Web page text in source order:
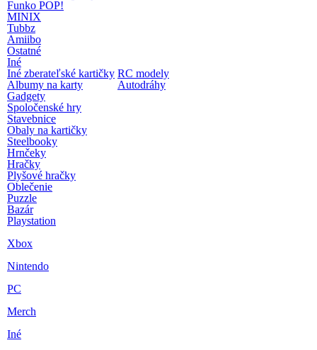
Funko POP!
MINIX
Tubbz
Amiibo
Ostatné
Iné
Iné zberateľské kartičky
Albumy na karty
Gadgety
Spoločenské hry
Stavebnice
Obaly na kartičky
Steelbooky
Hrnčeky
Hračky
Plyšové hračky
Oblečenie
Puzzle
RC modely
Autodráhy
Bazár
Playstation
Xbox
Nintendo
PC
Merch
Iné